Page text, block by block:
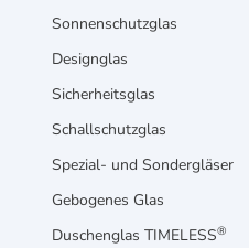
Sonnenschutzglas
Designglas
Sicherheitsglas
Schallschutzglas
Spezial- und Sondergläser
Gebogenes Glas
Duschenglas TIMELESS®